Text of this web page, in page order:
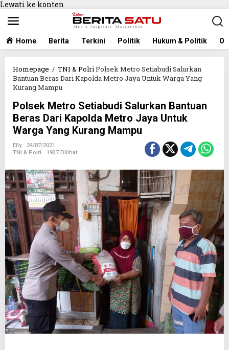
Lewati ke konten
Home Berita Terkini Politik Hukum & Politik
Homepage / TNI & PolriPolsek Metro Setiabudi Salurkan
Bantuan Beras Dari Kapolda Metro Jaya Untuk Warga Yang
Kurang Mampu
Polsek Metro Setiabudi Salurkan Bantuan
Beras Dari Kapolda Metro Jaya Untuk
Warga Yang Kurang Mampu
Elly
24/07/2021
TNI & Polri
1937 Dilihat